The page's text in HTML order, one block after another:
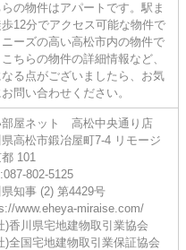
の物件はアパートです。駅ま
歩12分でアクセス可能な物件で
ーズの高い高松市内の物件で
ちらの物件の詳細情報など、
る点がございましたら、お気
問い合わせください。
部屋ネット 高松中央通り店
高松市鍛冶屋町7-4 リモージ
都 101
802-5125
知事 (2) 第4429号
www.eheya-miraise.com/
)香川県宅地建物取引業協会
)全国宅地建物取引業保証協会